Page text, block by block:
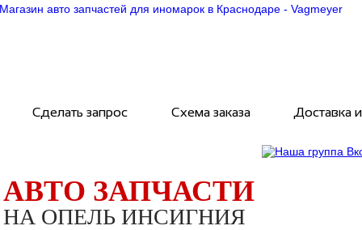
АВТО ЗАПЧАСТИ
НА ОПЕЛЬ ИНСИГНИЯ
Сделать запрос Схема заказа Доставка